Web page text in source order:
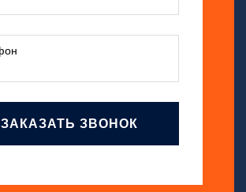
ЗАКАЗАТЬ ЗВОНОК